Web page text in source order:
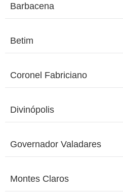
Barbacena
Betim
Coronel Fabriciano
Divinópolis
Governador Valadares
Montes Claros